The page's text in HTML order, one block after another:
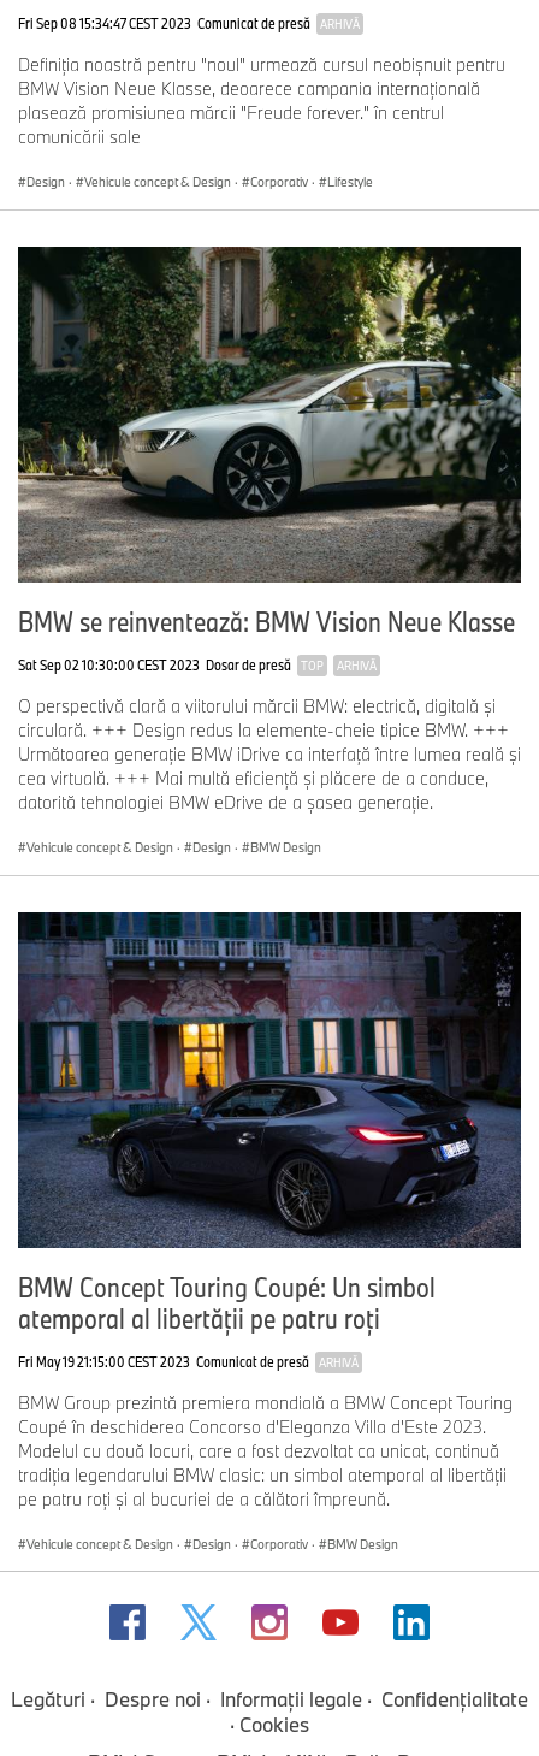
Fri Sep 08 15:34:47 CEST 2023 Comunicat de presă ARHIVĂ
Definiţia noastră pentru "noul" urmează cursul neobişnuit pentru
BMW Vision Neue Klasse, deoarece campania internaţională
plasează promisiunea mărcii "Freude forever." în centrul
comunicării sale
Design · Vehicule concept & Design · Corporativ · Lifestyle
BMW se reinventează: BMW Vision Neue Klasse
Sat Sep 02 10:30:00 CEST 2023 Dosar de presă TOP ARHIVĂ
O perspectivă clară a viitorului mărcii BMW: electrică, digitală şi
circulară. +++ Design redus la elemente-cheie tipice BMW. +++
Următoarea generaţie BMW iDrive ca interfaţă între lumea reală şi
cea virtuală. +++ Mai multă eficienţă şi plăcere de a conduce,
datorită tehnologiei BMW eDrive de a şasea generaţie.
Vehicule concept & Design · Design · BMW Design
BMW Concept Touring Coupé: Un simbol
atemporal al libertăţii pe patru roţi
Fri May 19 21:15:00 CEST 2023 Comunicat de presă ARHIVĂ
BMW Group prezintă premiera mondială a BMW Concept Touring
Coupé în deschiderea Concorso d'Eleganza Villa d'Este 2023.
Modelul cu două locuri, care a fost dezvoltat ca unicat, continuă
tradiţia legendarului BMW clasic: un simbol atemporal al libertăţii
pe patru roţi şi al bucuriei de a călători împreună.
Vehicule concept & Design · Design · Corporativ · BMW Design
Legături Despre noi Informaţii legale
Confidenţialitate
Cookies